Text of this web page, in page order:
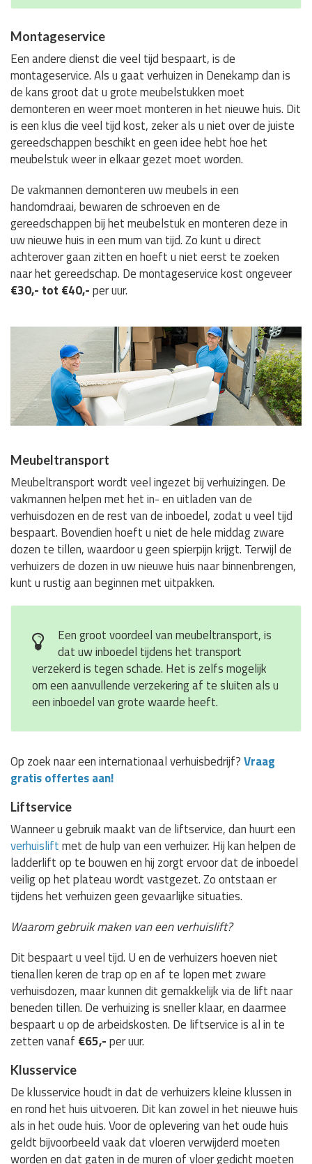
Montageservice
Een andere dienst die veel tijd bespaart, is de
montageservice. Als u gaat verhuizen in Denekamp dan is
de kans groot dat u grote meubelstukken moet
demonteren en weer moet monteren in het nieuwe huis. Dit
is een klus die veel tijd kost, zeker als u niet over de juiste
gereedschappen beschikt en geen idee hebt hoe het
meubelstuk weer in elkaar gezet moet worden.
De vakmannen demonteren uw meubels in een
handomdraai, bewaren de schroeven en de
gereedschappen bij het meubelstuk en monteren deze in
uw nieuwe huis in een mum van tijd. Zo kunt u direct
achterover gaan zitten en hoeft u niet eerst te zoeken
naar het gereedschap. De montageservice kost ongeveer
€30,- tot €40,-per uur.
Meubeltransport
Meubeltransport wordt veel ingezet bij verhuizingen. De
vakmannen helpen met het in- en uitladen van de
verhuisdozen en de rest van de inboedel, zodat u veel tijd
bespaart. Bovendien hoeft u niet de hele middag zware
dozen te tillen, waardoor u geen spierpijn krijgt. Terwijl de
verhuizers de dozen in uw nieuwe huis naar binnenbrengen,
kunt u rustig aan beginnen met uitpakken.
Een groot voordeel van meubeltransport, is
dat uw inboedel tijdens het transport
verzekerd is tegen schade. Het is zelfs mogelijk
om een aanvullende verzekering af te sluiten als u
een inboedel van grote waarde heeft.
Op zoek naar een internationaal verhuisbedrijf?Vraag
gratis offertes aan!
Liftservice
Wanneer u gebruik maakt van de liftservice, dan huurt een
verhuisliftmet de hulp van een verhuizer. Hij kan helpen de
ladderlift op te bouwen en hij zorgt ervoor dat de inboedel
veilig op het plateau wordt vastgezet. Zo ontstaan er
tijdens het verhuizen geen gevaarlijke situaties.
Waarom gebruik maken van een verhuislift?
Dit bespaart u veel tijd. U en de verhuizers hoeven niet
tienallen keren de trap op en af te lopen met zware
verhuisdozen, maar kunnen dit gemakkelijk via de lift naar
beneden tillen. De verhuizing is sneller klaar, en daarmee
bespaart u op de arbeidskosten. De liftservice is al in te
zetten vanaf €65,-per uur.
Klusservice
De klusservice houdt in dat de verhuizers kleine klussen in
en rond het huis uitvoeren. Dit kan zowel in het nieuwe huis
als in het oude huis. Voor de oplevering van het oude huis
geldt bijvoorbeeld vaak dat vloeren verwijderd moeten
worden en dat gaten in de muren of vloer gedicht moeten